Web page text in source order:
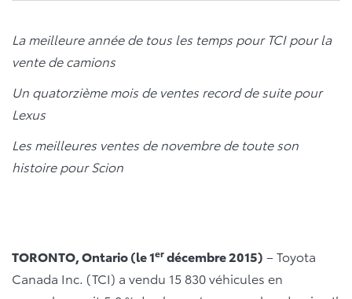
La meilleure année de tous les temps pour TCI pour la
vente de camions
Un quatorzième mois de ventes record de suite pour
Lexus
Les meilleures ventes de novembre de toute son
histoire pour Scion
TORONTO, Ontario (le 1erdécembre 2015) – Toyota
Canada Inc. (TCI) a vendu 15 830 véhicules en